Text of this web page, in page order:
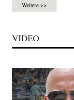
Weitere >>
VIDEO